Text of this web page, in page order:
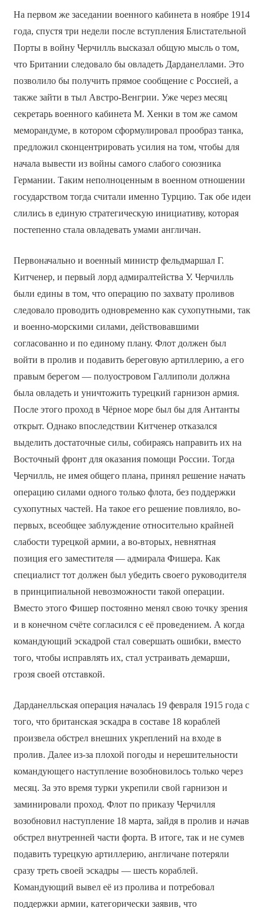
На первом же заседании военного кабинета в ноябре 1914
года, спустя три недели после вступления Блистательной
Порты в войну Черчилль высказал общую мысль о том,
что Британии следовало бы овладеть Дарданеллами. Это
позволило бы получить прямое сообщение с Россией, а
также зайти в тыл Австро-Венгрии. Уже через месяц
секретарь военного кабинета М. Хенки в том же самом
меморандуме, в котором сформулировал прообраз танка,
предложил сконцентрировать усилия на том, чтобы для
начала вывести из войны самого слабого союзника
Германии. Таким неполноценным в военном отношении
государством тогда считали именно Турцию. Так обе идеи
слились в единую стратегическую инициативу, которая
постепенно стала овладевать умами англичан.
Первоначально и военный министр фельдмаршал Г.
Китченер, и первый лорд адмиралтейства У. Черчилль
были едины в том, что операцию по захвату проливов
следовало проводить одновременно как сухопутными, так
и военно-морскими силами, действовавшими
согласованно и по единому плану. Флот должен был
войти в пролив и подавить береговую артиллерию, а его
правым берегом — полуостровом Галлиполи должна
была овладеть и уничтожить турецкий гарнизон армия.
После этого проход в Чёрное море был бы для Антанты
открыт. Однако впоследствии Китченер отказался
выделить достаточные силы, собираясь направить их на
Восточный фронт для оказания помощи России. Тогда
Черчилль, не имея общего плана, принял решение начать
операцию силами одного только флота, без поддержки
сухопутных частей. На такое его решение повлияло, во-
первых, всеобщее заблуждение относительно крайней
слабости турецкой армии, а во-вторых, невнятная
позиция его заместителя — адмирала Фишера. Как
специалист тот должен был убедить своего руководителя
в принципиальной невозможности такой операции.
Вместо этого Фишер постоянно менял свою точку зрения
и в конечном счёте согласился с её проведением. А когда
командующий эскадрой стал совершать ошибки, вместо
того, чтобы исправлять их, стал устраивать демарши,
грозя своей отставкой.
Дарданелльская операция началась 19 февраля 1915 года с
того, что британская эскадра в составе 18 кораблей
произвела обстрел внешних укреплений на входе в
пролив. Далее из-за плохой погоды и нерешительности
командующего наступление возобновилось только через
месяц. За это время турки укрепили свой гарнизон и
заминировали проход. Флот по приказу Черчилля
возобновил наступление 18 марта, зайдя в пролив и начав
обстрел внутренней части форта. В итоге, так и не сумев
подавить турецкую артиллерию, англичане потеряли
сразу треть своей эскадры — шесть кораблей.
Командующий вывел её из пролива и потребовал
поддержки армии, категорически заявив, что